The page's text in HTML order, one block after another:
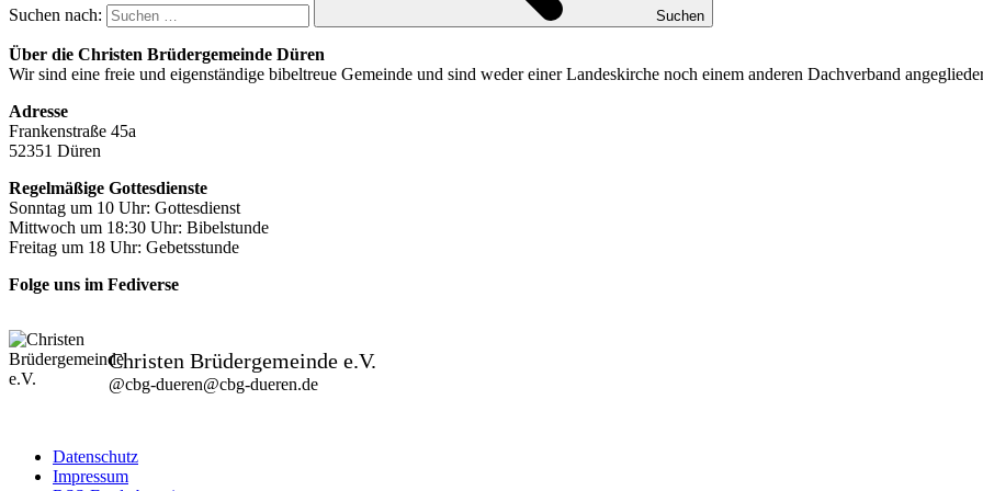
Suchen nach: Suchen
Über die Christen Brüdergemeinde Düren
Wir sind eine freie und eigenständige bibeltreue Gemeinde und sind weder einer Landeskirche noch einem anderen Dachverband
Adresse
Frankenstraße 45a
52351 Düren
Regelmäßige Gottesdienste
Sonntag um 10 Uhr: Gottesdienst
Mittwoch um 18:30 Uhr: Bibelstunde
Freitag um 18 Uhr: Gebetsstunde
Folge uns im Fediverse
Christen Brüdergemeinde e.V.
@cbg-dueren@cbg-dueren.de
Datenschutz
Impressum